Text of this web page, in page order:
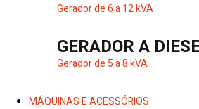
Gerador de 6 a 12 kVA
GERADOR A
Gerador de 5 a 8 kVA
MÁQUINAS E ACESSÓRIOS